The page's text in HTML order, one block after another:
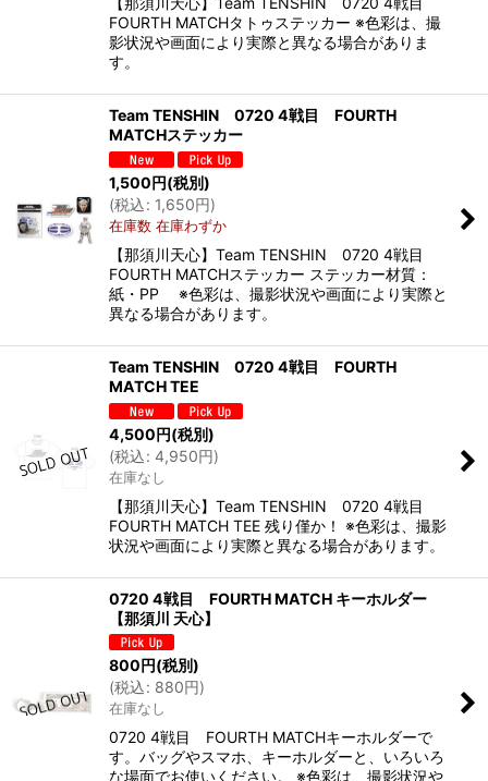
FOURTH MATCHタトゥステッカー ※色彩は、撮
影状況や画面により実際と異なる場合がありま
す。
Team TENSHIN 0720 4戦目 FOURTH
MATCHステッカー
1,500円(税別)
(税込: 1,650円)
在庫数 在庫わずか
【那須川天心】Team TENSHIN 0720 4戦目
FOURTH MATCHステッカー ステッカー材質：
紙・PP ※色彩は、撮影状況や画面により実際と
異なる場合があります。
Team TENSHIN 0720 4戦目 FOURTH
MATCH TEE
4,500円(税別)
(税込: 4,950円)
在庫なし
【那須川天心】Team TENSHIN 0720 4戦目
FOURTH MATCH TEE 残り僅か！ ※色彩は、撮影
状況や画面により実際と異なる場合があります。
0720 4戦目 FOURTH MATCH キーホルダー
【那須川 天心】
800円(税別)
(税込: 880円)
在庫なし
0720 4戦目 FOURTH MATCHキーホルダーで
す。バッグやスマホ、キーホルダーと、いろいろ
な場面でお使いください。 ※色彩は、撮影状況や